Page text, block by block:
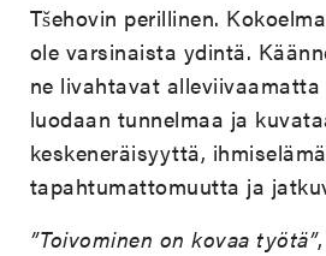
Tšehovin perillinen.
ole varsinaista ydintä.
ne livahtavat alleviivaamatta
luodaan tunnelmaa ja
keskeneräisyyttä,
tapahtumattomuutta ja
”Toivominen on kovaa työtä”